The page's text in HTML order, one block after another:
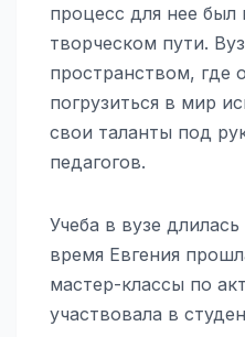
процесс для нее
творческом пути.
пространством, где
погрузиться в мир
свои таланты под
педагогов.
Учеба в вузе
время Евгения
мастер-классы по
участвовала в